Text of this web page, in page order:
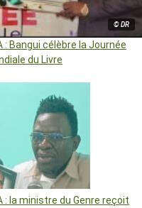
© DR
: Bangui célèbre la Journée
du Livre
: la ministre du Genre reçoit